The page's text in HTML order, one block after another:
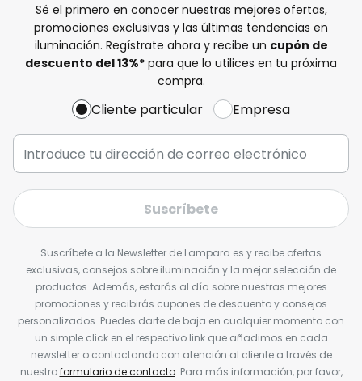
Sé el primero en conocer nuestras mejores ofertas,
promociones exclusivas y las últimas tendencias en
iluminación. Regístrate ahora y recibe un cupón de
descuento del13%* para que lo utilices en tu próxima
compra.
Cliente particular Empresa
Suscríbete
Suscríbete a la Newsletter de Lampara.es y recibe ofertas
exclusivas, consejos sobre iluminación y la mejor selección de
productos. Además, estarás al día sobre nuestras mejores
promociones y recibirás cupones de descuento y consejos
personalizados. Puedes darte de baja en cualquier momento con
un simple click en el respectivo link que añadimos en cada
newsletter o contactando con atención al cliente a través de
nuestroformulario de contacto. Para más información, por favor,